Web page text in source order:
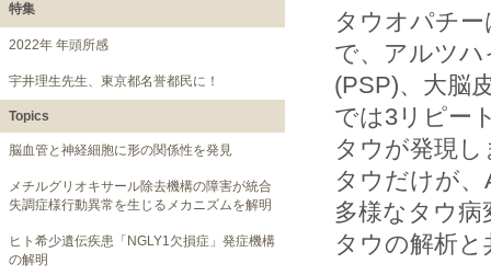
特集
2022年 年頭所感
宇井理生先生、東京都名誉都民に！
Topics
脳血管と神経細胞に形の関係性を発見
メチルグリオキサール除去機構の障害が統合
失調症様行動異常を生じるメカニズムを解明
ヒト希少遺伝疾患「NGLY1欠損症」発症機構
の解明
タウオパチ
で、アルツハ
(PSP)、大脳
では3リピー
タウが発現
タウだけが
多様なタウ
タウの解析